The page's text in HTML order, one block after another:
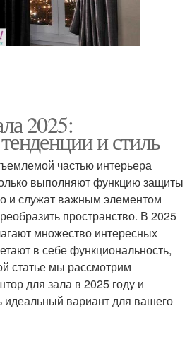
2025:
и стиль
частью интерьера
выполняют функцию защиты
и служат важным элементом
пространство. В 2025
множество интересных
в себе функциональность,
статье мы рассмотрим
для зала в 2025 году и
вариант для вашего